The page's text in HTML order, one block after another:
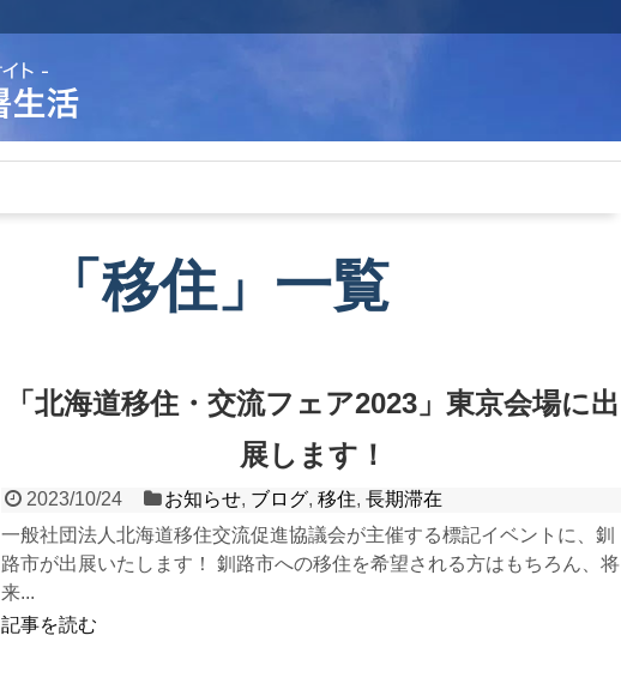
「移住 」 一覧
「北海道移住・交流フェア2023」東京会場に出
展します！
2023/10/24 お知らせ, ブログ,移住,長期滞在
一般社団法人北海道移住交流促進協議会が主催する標記イベントに、釧
路市が出展いたします！ 釧路市への移住を希望される方はもちろん、将
来...
記事を読む